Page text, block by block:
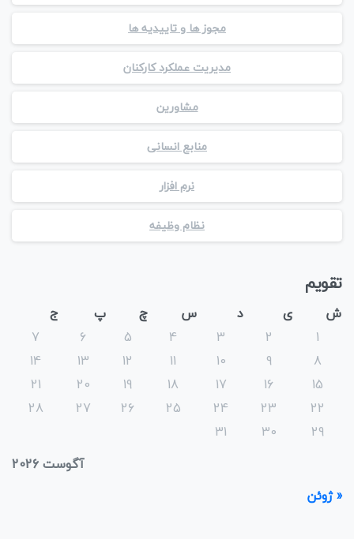
مجوز ها و تاییدیه ها
مدیریت عملکرد کارکنان
مشاورین
منابع انسانی
نرم افزار
نظام وظیفه
تقویم
آگوست 2026
ش ی د س چ پ
ج
1
2
3
4
5
6
7
8
9
10
11
12
13
14
15
16
17
18
19
20
21
22
23
24
25
26
27
28
29
30
31
« ژوئن